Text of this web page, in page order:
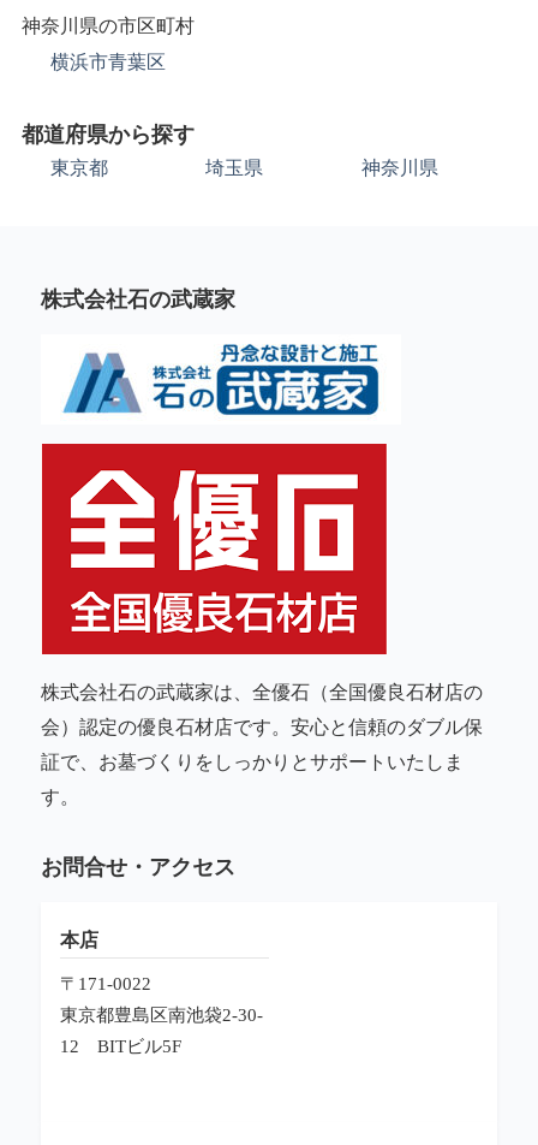
神奈川県の市区町村
横浜市青葉区
都道府県から探す
東京都 埼玉県 神奈川県
株式会社石の武蔵家
株式会社石の武蔵家は、全優石（全国優良石材店の
会）認定の優良石材店です。安心と信頼のダブル保
証で、お墓づくりをしっかりとサポートいたしま
す。
お問合せ・アクセス
本店
〒171-0022
東京都豊島区南池袋2-30-
12BITビル5F